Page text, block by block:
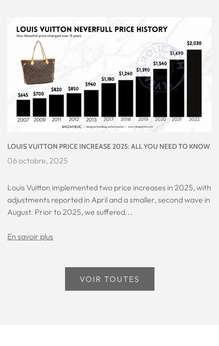
LOUIS VUITTON PRICE INCREASE 2025: ALL YOU NEED TO KNOW
06 octobre, 2025
Louis Vuitton implemented two price increases in 2025, with
adjustments reported in April and a smaller, second wave in
August. Prior to 2025, we suffered...
En savoir plus
VOIR TOUTES